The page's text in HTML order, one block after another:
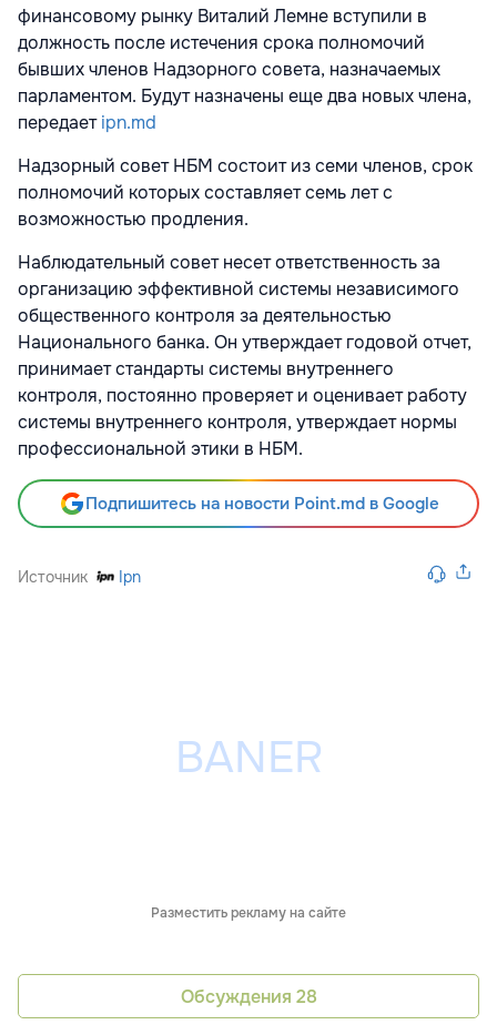
Наталья Гаврилица и Виталий Лемне представлены команде
Надзорного совета НБМ.
Экс-премьер Наталья Гаврилица и вице-
председатель Национальной комиссии по
должность после истечения срока полномочий
бывших членов Надзорного совета, назначаемых
парламентом. Будут назначены еще два новых члена,
передаетipn.md
Надзорный совет НБМ состоит из семи членов, срок
полномочий которых составляет семь лет с
возможностью продления.
Наблюдательный совет несет ответственность за
организацию эффективной системы независимого
Национального банка. Он утверждает годовой отчет,